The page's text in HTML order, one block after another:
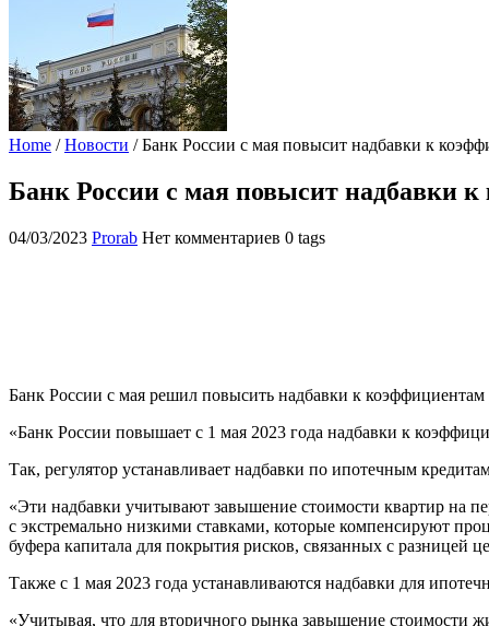
Home /Новости /Банк России с мая повысит надбавки к
Банк России с мая повысит надбавки
04/03/2023 Prorab Нет комментариев 0 tags
Банк России с мая решил повысить надбавки к
«Банк России повышает с 1 мая 2023 года надбавки к
Так, регулятор устанавливает надбавки по ипотечным
«Эти надбавки учитывают завышение стоимости квартир на
с экстремально низкими ставками, которые компенсируют
буфера капитала для покрытия рисков, связанных с
Также с 1 мая 2023 года устанавливаются надбавки для
«Учитывая, что для вторичного рынка завышение стоимости